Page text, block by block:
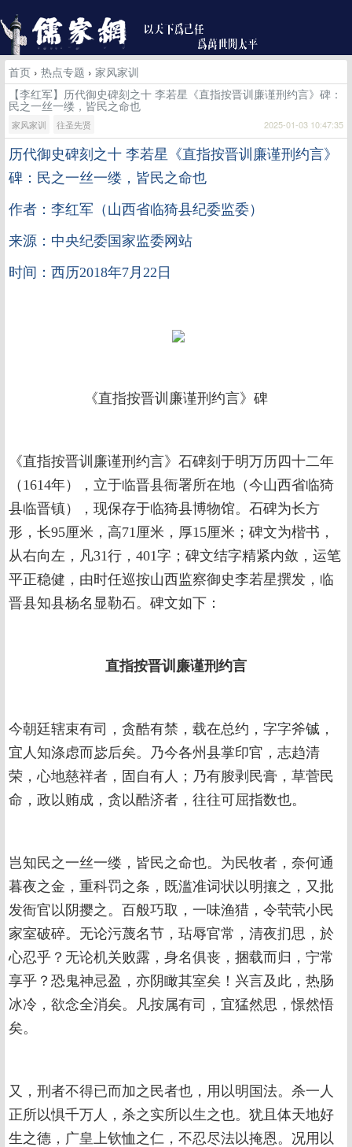
首页 › 热点专题 › 家风家训
【李红军】历代御史碑刻之十 李若星《直指按晋训廉谨刑约言》碑：
民之一丝一缕，皆民之命也
家风家训 往圣先贤 2025-01-03 10:47:35
历代御史碑刻之十 李若星《直指按晋训廉谨刑约言》
碑 ： 民之一丝一缕，皆民之命也
作者：李红军（山西省临猗县纪委监委）
来源：中央纪委国家监委网站
时间：西历2018年7月22日
《直指按晋训廉谨刑约言》碑
《直指按晋训廉谨刑约言》石碑刻于明万历四十二年
（1614年），立于临晋县衙署所在地（今山西省临猗
县临晋镇），现保存于临猗县博物馆。石碑为长方
形，长95厘米，高71厘米，厚15厘米；碑文为楷书，
从右向左，凡31行，401字；碑文结字精紧内敛，运笔
平正稳健，由时任巡按山西监察御史李若星撰发，临
晋县知县杨名显勒石。碑文如下：
直指按晋训廉谨刑约言
今朝廷辖束有司，贪酷有禁，载在总约，字字斧铖，
宜人知涤虑而毖后矣。乃今各州县掌印官，志趋清
荣，心地慈祥者，固自有人；乃有朘剥民膏，草菅民
命，政以贿成，贪以酷济者，往往可屈指数也。
岂知民之一丝一缕，皆民之命也。为民牧者，奈何通
暮夜之金，重科罚之条，既滥准词状以明攘之，又批
发衙官以阴撄之。百般巧取，一味渔猎，令茕茕小民
家室破碎。无论污蔑名节，玷辱官常，清夜扪思，於
心忍乎？无论机关败露，身名俱丧，捆载而归，宁常
享乎？恐鬼神忌盈，亦阴瞰其室矣！兴言及此，热肠
冰冷，欲念全消矣。凡按属有司，宜猛然思，憬然悟
矣。
又，刑者不得已而加之民者也，用以明国法。杀一人
正所以惧千万人，杀之实所以生之也。犹且体天地好
生之德，广皇上钦恤之仁，不忍尽法以掩恩。况用以